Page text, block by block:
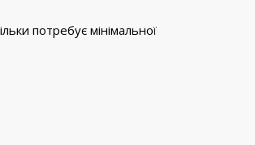
потребує мінімальної